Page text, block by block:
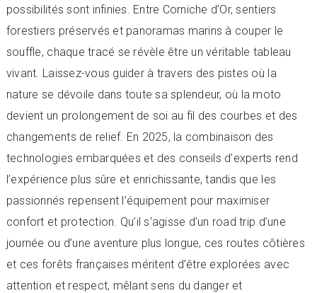
possibilités sont infinies. Entre Corniche d’Or, sentiers
forestiers préservés et panoramas marins à couper le
souffle, chaque tracé se révèle être un véritable tableau
vivant. Laissez-vous guider à travers des pistes où la
nature se dévoile dans toute sa splendeur, où la moto
devient un prolongement de soi au fil des courbes et des
changements de relief. En 2025, la combinaison des
technologies embarquées et des conseils d’experts rend
l’expérience plus sûre et enrichissante, tandis que les
passionnés repensent l’équipement pour maximiser
confort et protection. Qu’il s’agisse d’un road trip d’une
journée ou d’une aventure plus longue, ces routes côtières
et ces forêts françaises méritent d’être explorées avec
attention et respect, mêlant sens du danger et